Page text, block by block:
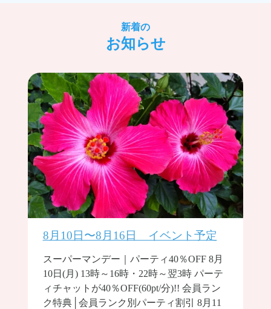
新着の
お知らせ
8月10日〜8月16日 イベント予定
スーパーマンデー｜パーティ40％OFF 8月
10日(月) 13時～16時・22時～翌3時 パーテ
ィチャットが40％OFF(60pt/分)!! 会員ラン
ク特典│会員ランク別パーティ割引 8月11